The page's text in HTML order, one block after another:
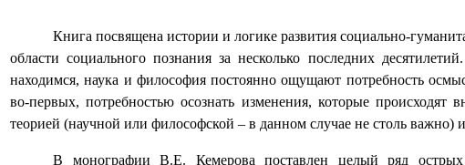
Книга посвящена истории и логике развития социально-
области социального познания за несколько последних
находимся, наука и философия постоянно ощущают потребность
во-первых, потребностью осознать изменения, которые
теорией (научной или философской – в данном случае не столь важно)
В монографии В.Е. Кемерова поставлен целый ряд острых